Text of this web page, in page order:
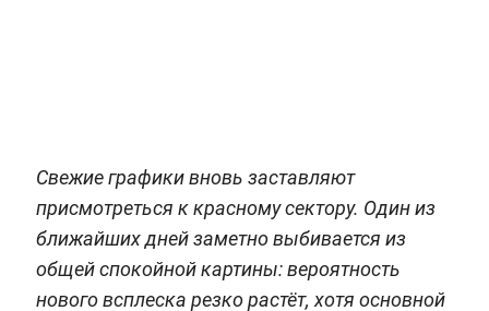
Свежие графики вновь заставляют
присмотреться к красному сектору. Один из
ближайших дней заметно выбивается из
общей спокойной картины: вероятность
нового всплеска резко растёт, хотя основной